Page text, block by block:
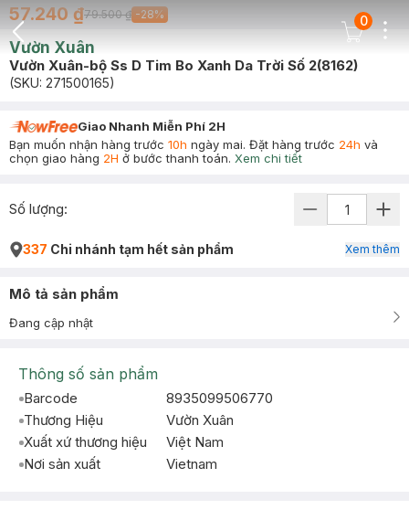
Back Icon
Cart Icon
0
57.240 ₫79.500 ₫ -28%
Vườn Xuân
Vườn Xuân-bộ Ss D Tim Bo Xanh Da Trời Số 2(8162)
(SKU: 271500165)
Giao Nhanh Miễn Phí 2H
Bạn muốn nhận hàng trước 10h ngày mai. Đặt hàng trước 24h và
chọn giao hàng 2H ở bước thanh toán. Xem chi tiết
Số lượng:
337 Chi nhánh tạm hết sản phẩm Xem thêm
Mô tả sản phẩm
Đang cập nhật
Thông số sản phẩm
Barcode
8935099506770
Thương Hiệu
Vườn Xuân
Xuất xứ thương hiệu
Việt Nam
Nơi sản xuất
Vietnam